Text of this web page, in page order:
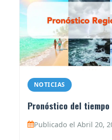
NOTICIAS
Pronóstico del
Publicado el Abril 20,